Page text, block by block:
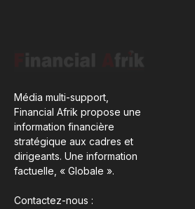
Média multi-support,
Financial Afrik propose une
information financière
stratégique aux cadres et
dirigeants. Une information
factuelle, « Globale ».
Contactez-nous :